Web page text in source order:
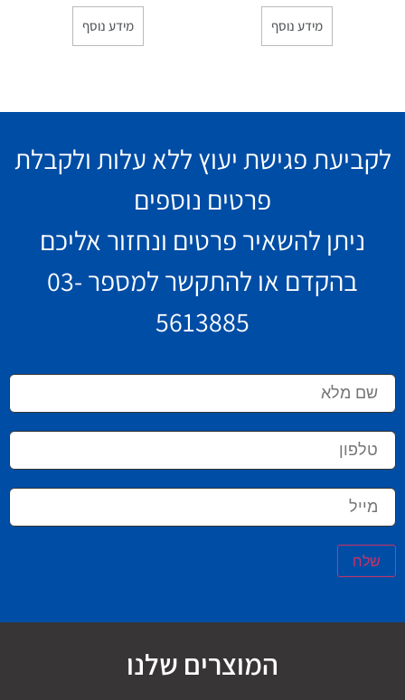
מידע נוסף מידע נוסף
לקביעת פגישת יעוץ ללא עלות ולקבלת
פרטים נוספים
ניתן להשאיר פרטים ונחזור אליכם
בהקדם או להתקשר למספר 03-
5613885
שלח
המוצרים שלנו